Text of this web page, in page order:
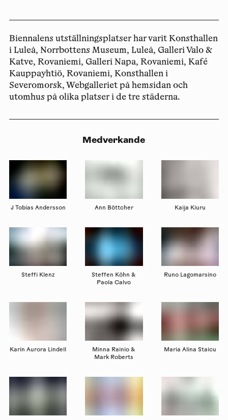
Biennalens utställningsplatser har varit Konsthallen
i Luleå, Norrbottens Museum, Luleå, Galleri Valo &
Katve, Rovaniemi, Galleri Napa, Rovaniemi, Kafé
Kauppayhtiö, Rovaniemi, Konsthallen i
Severomorsk, Webgalleriet på hemsidan och
utomhus på olika platser i de tre städerna.
Medverkande
J Tobias Andersson Ann Böttcher Kaija Kiuru
Steffi Klenz
Steffen Köhn &
Paola Calvo
Runo Lagomarsino
Karin Aurora Lindell
Minna Rainio &
Mark Roberts
Maria Alina Staicu